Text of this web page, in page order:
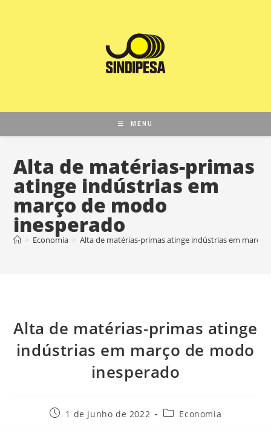
MENU
Alta de matérias-primas
atinge indústrias em
março de modo
inesperado
> Economia > Alta de matérias-primas atinge indústrias em março
Alta de matérias-primas atinge
indústrias em março de modo
inesperado
1 de junho de 2022 Economia